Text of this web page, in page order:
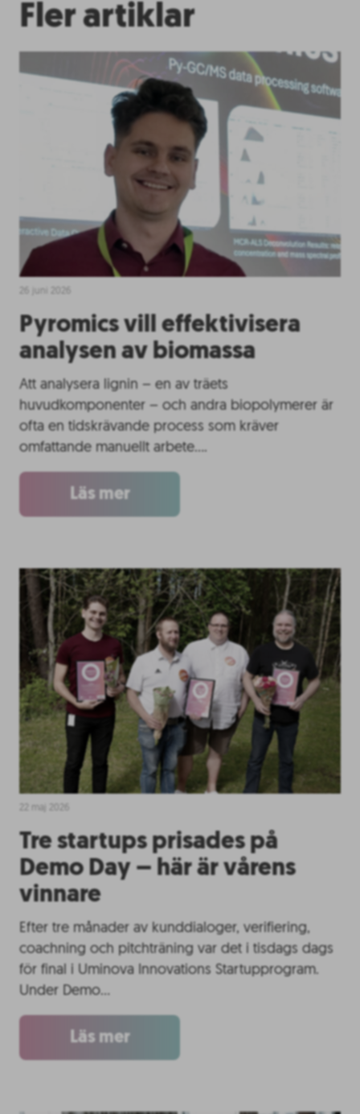
Fler artiklar
Pyromics vill effektivisera
analysen av biomassa
Att analysera lignin – en av träets
huvudkomponenter – och andra biopolymerer är
ofta en tidskrävande process som kräver
omfattande manuellt arbete….
Läs mer
Tre startups prisades på
Demo Day – här är vårens
vinnare
Efter tre månader av kunddialoger, verifiering,
coachning och pitchträning var det i tisdags dags
för final i Uminova Innovations Startupprogram.
Under Demo…
Läs mer